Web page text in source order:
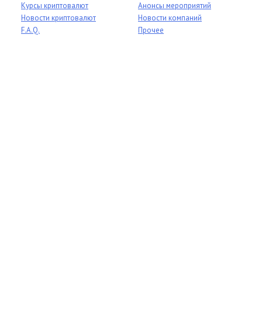
Курсы криптовалют
Новости криптовалют
F.A.Q.
Анонсы мероприятий
Новости компаний
Прочее